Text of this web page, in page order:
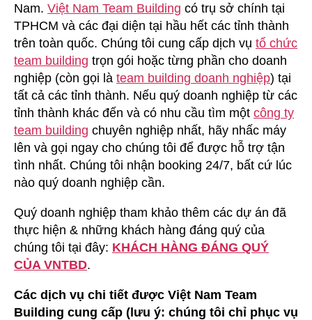
Gia
Lai
Nam. Việt Nam Team Building có trụ sở chính tại
TPHCM và các đại diện tại hầu hết các tỉnh thành
trên toàn quốc. Chúng tôi cung cấp dịch vụ tổ chức
team building trọn gói hoặc từng phần cho doanh
nghiệp (còn gọi là team building doanh nghiệp) tại
tất cả các tỉnh thành. Nếu quý doanh nghiệp từ các
tỉnh thành khác đến và có nhu cầu tìm một công ty
team building chuyên nghiệp nhất, hãy nhấc máy
lên và gọi ngay cho chúng tôi để được hỗ trợ tận
tình nhất. Chúng tôi nhận booking 24/7, bất cứ lúc
nào quý doanh nghiệp cần.
Quý doanh nghiệp tham khảo thêm các dự án đã
thực hiện & những khách hàng đáng quý của
chúng tôi tại đây: KHÁCH HÀNG ĐÁNG QUÝ
CỦA VNTBD.
Các dịch vụ chi tiết được Việt Nam Team
Building cung cấp (lưu ý: chúng tôi chỉ phục vụ